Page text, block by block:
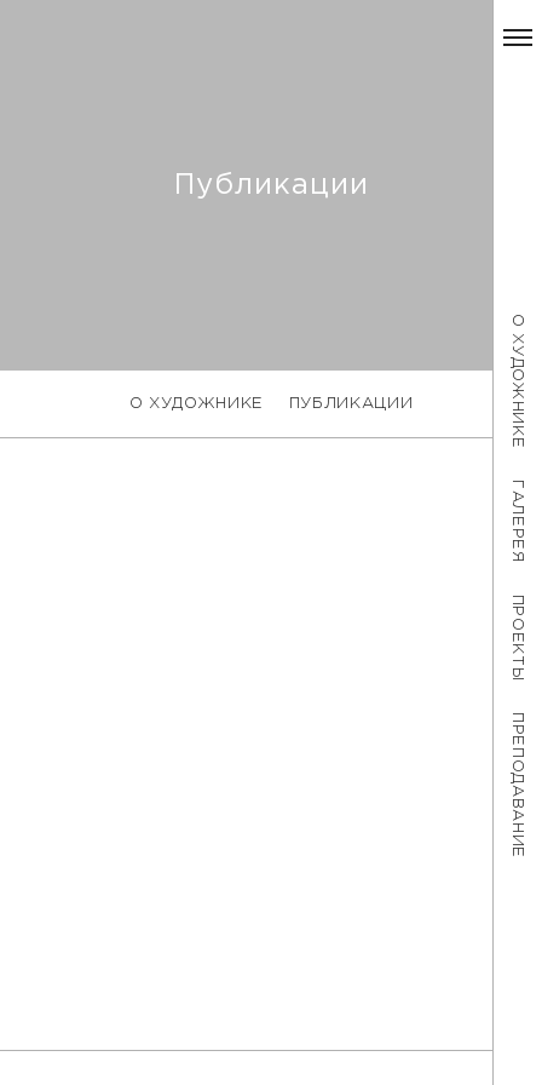
О ХУДОЖНИКЕ
ГАЛЕРЕЯ
ПРОЕКТЫ
ПРЕПОДАВАНИЕ
Публикации
О ХУДОЖНИКЕ ПУБЛИКАЦИИ